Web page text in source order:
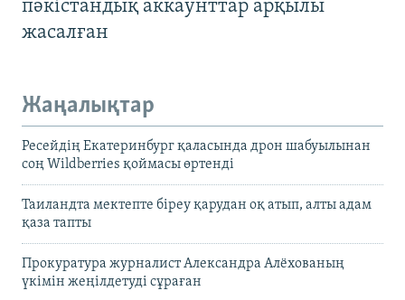
пәкістандық аккаунттар арқылы
жасалған
Жаңалықтар
Ресейдің Екатеринбург қаласында дрон шабуылынан
соң Wildberries қоймасы өртенді
Таиландта мектепте біреу қарудан оқ атып, алты адам
қаза тапты
Прокуратура журналист Александра Алёхованың
үкімін жеңілдетуді сұраған